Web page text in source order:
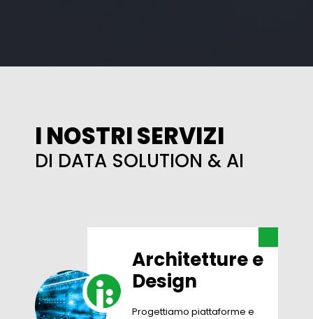
I NOSTRI SERVIZI
DI DATA SOLUTION & AI
Architetture e
Design
Progettiamo piattaforme e